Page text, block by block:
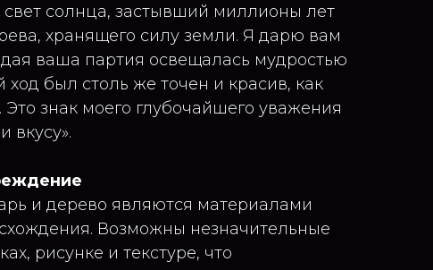
солнца, застывший миллионы лет
хранящего силу земли. Я дарю вам
ваша партия освещалась мудростью
ход был столь же точен и красив, как
знак моего глубочайшего уважения
вкусу».
и дерево являются материалами
Возможны незначительные
рисунке и текстуре, что